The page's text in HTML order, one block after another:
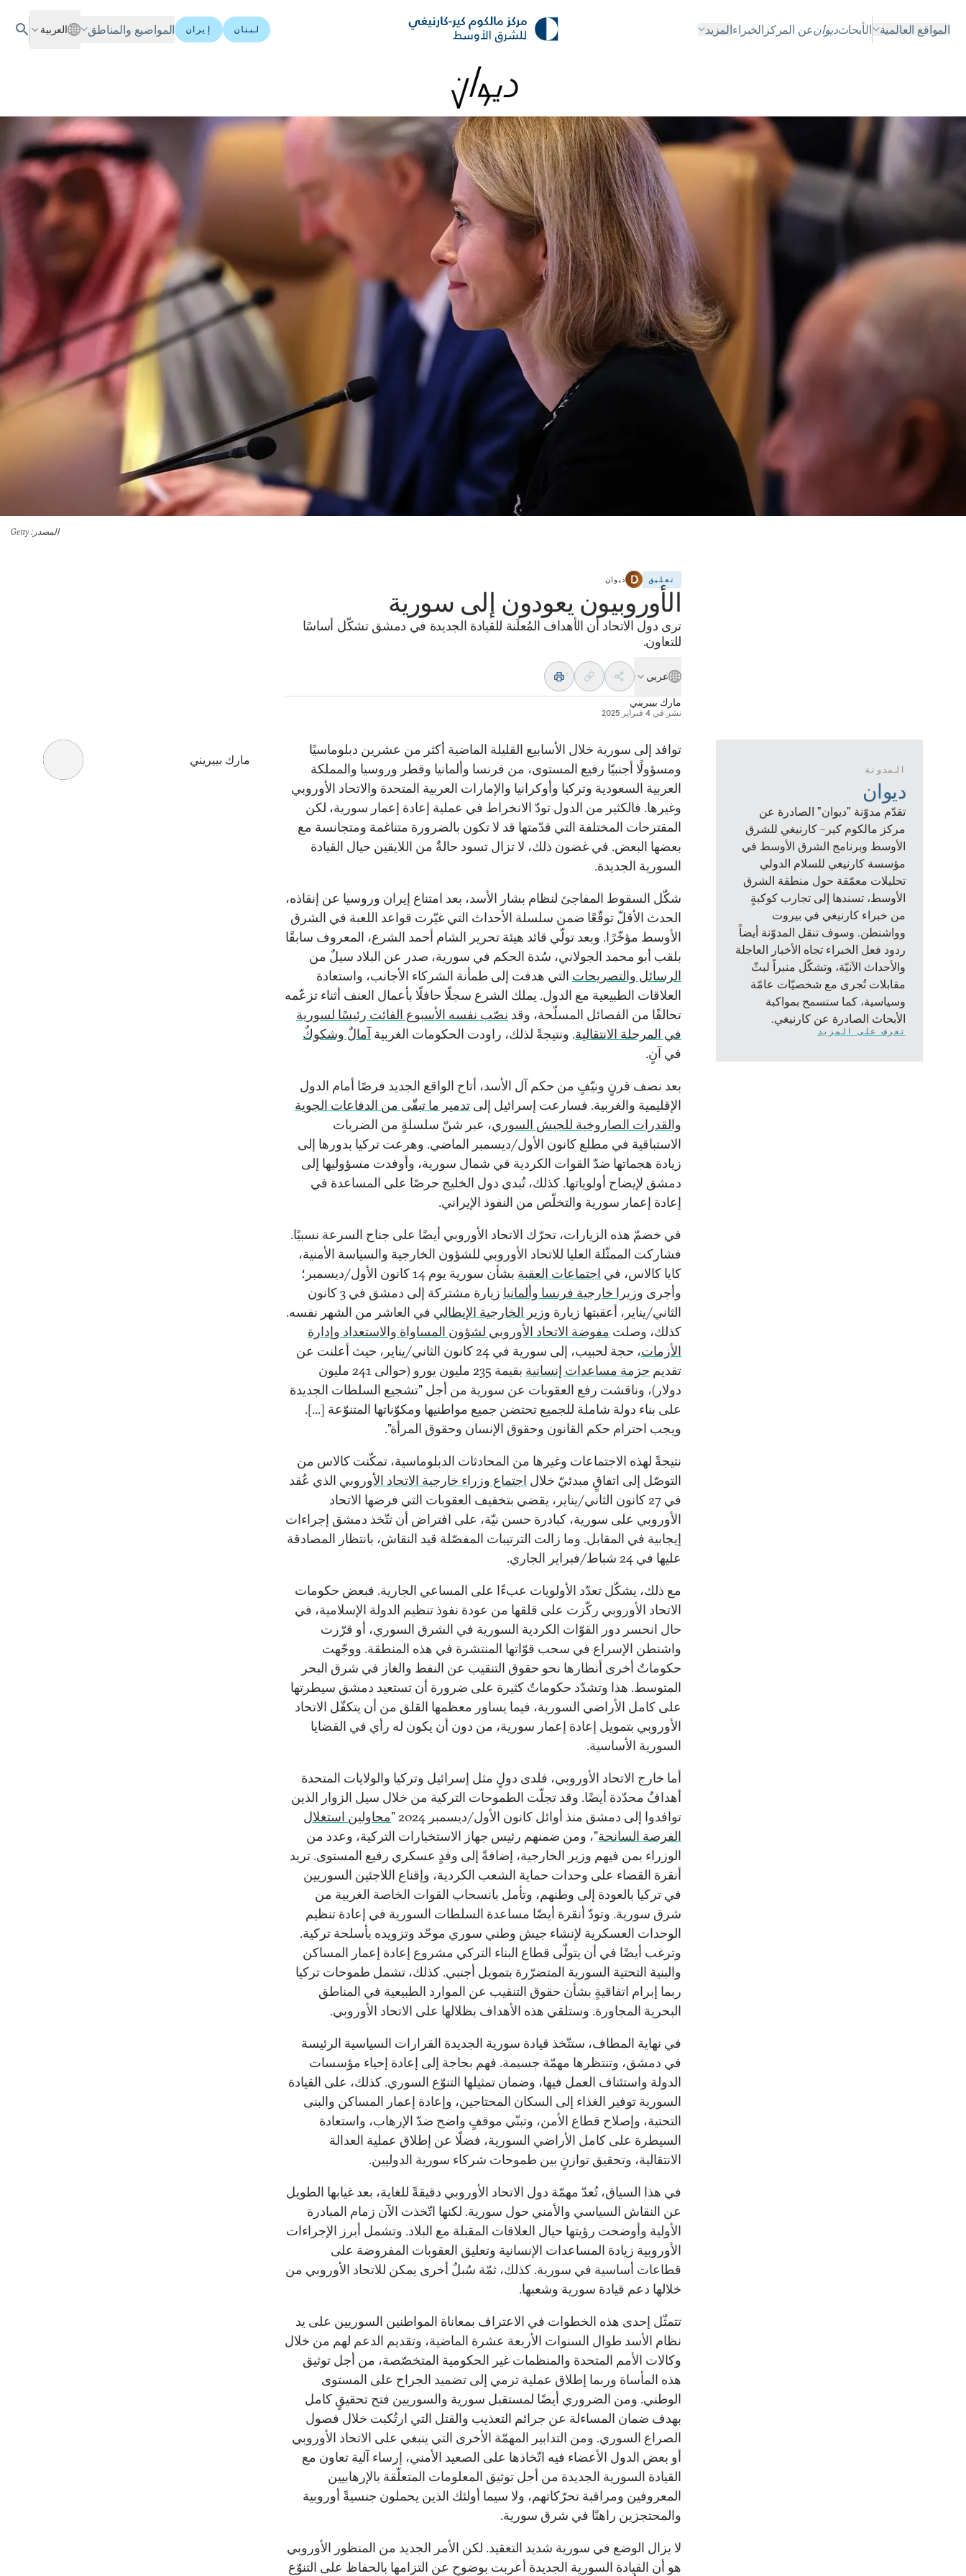
المواقع العالمية الأبحاثديوانعن المركز الخبراءالمزيد لبنان إيران المواضيع والمناطق العربية
المصدر : Getty
تعليق ديوان
الأوروبيون يعودون إلى سورية
ترى دول الاتحاد أن الأهداف المُعلَنة للقيادة الجديدة في دمشق تشكّل أساسًا
للتعاون.
عربي
مارك بييريني
نشر في 4 فبراير 2025
المدونة
ديوان
تقدّم مدوّنة "ديوان" الصادرة عن
مركز مالكوم كير– كارنيغي للشرق
الأوسط وبرنامج الشرق الأوسط في
مؤسسة كارنيغي للسلام الدولي
تحليلات معمّقة حول منطقة الشرق
الأوسط، تسندها إلى تجارب كوكبةٍ
من خبراء كارنيغي في بيروت
وواشنطن. وسوف تنقل المدوّنة أيضاً
ردود فعل الخبراء تجاه الأخبار العاجلة
والأحداث الآنيّة، وتشكّل منبراً لبثّ
مقابلات تُجرى مع شخصيّات عامّة
وسياسية، كما ستسمح بمواكبة
الأبحاث الصادرة عن كارنيغي.
تعرف على المزيد
توافد إلى سورية خلال الأسابيع القليلة الماضية أكثر من عشرين دبلوماسيًا
ومسؤولًا أجنبيًا رفيع المستوى، من فرنسا وألمانيا وقطر وروسيا والمملكة
العربية السعودية وتركيا وأوكرانيا والإمارات العربية المتحدة والاتحاد الأوروبي
وغيرها. فالكثير من الدول تودّ الانخراط في عملية إعادة إعمار سورية، لكن
المقترحات المختلفة التي قدّمتها قد لا تكون بالضرورة متناغمة ومتجانسة مع
بعضها البعض. في غضون ذلك، لا تزال تسود حالةٌ من اللايقين حيال القيادة
السورية الجديدة.
شكّل السقوط المفاجئ لنظام بشار الأسد، بعد امتناع إيران وروسيا عن إنقاذه،
الحدث الأقلّ توقّعًا ضمن سلسلة الأحداث التي غيّرت قواعد اللعبة في الشرق
الأوسط مؤخّرًا. وبعد تولّي قائد هيئة تحرير الشام أحمد الشرع، المعروف سابقًا
بلقب أبو محمد الجولاني، سُدة الحكم في سورية، صدر عن البلاد سيلٌ من
الرسائل والتصريحات التي هدفت إلى طمأنة الشركاء الأجانب، واستعادة
العلاقات الطبيعية مع الدول. يملك الشرع سجلًا حافلًا بأعمال العنف أثناء تزعّمه
تحالفًا من الفصائل المسلّحة، وقد نصّب نفسه الأسبوع الفائت رئيسًا لسورية
في المرحلة الانتقالية. ونتيجةً لذلك، راودت الحكومات الغربية آمالٌ وشكوكٌ
في آنٍ.
بعد نصف قرنٍ ونيّفٍ من حكم آل الأسد، أتاح الواقع الجديد فرصًا أمام الدول
الإقليمية والغربية. فسارعت إسرائيل إلى تدمير ما تبقّى من الدفاعات الجوية
والقدرات الصاروخية للجيش السوري، عبر شنّ سلسلةٍ من الضربات
الاستباقية في مطلع كانون الأول/ديسمبر الماضي. وهرعت تركيا بدورها إلى
زيادة هجماتها ضدّ القوات الكردية في شمال سورية، وأوفدت مسؤوليها إلى
دمشق لإيضاح أولوياتها. كذلك، تُبدي دول الخليج حرصًا على المساعدة في
إعادة إعمار سورية والتخلّص من النفوذ الإيراني.
في خضمّ هذه الزيارات، تحرّك الاتحاد الأوروبي أيضًا على جناح السرعة نسبيًا.
فشاركت الممثّلة العليا للاتحاد الأوروبي للشؤون الخارجية والسياسة الأمنية،
كايا كالاس، في اجتماعات العقبة
بشأن سورية يوم 14 كانون الأول/ديسمبر؛
وأجرى وزيرا خارجية فرنسا وألمانيا
زيارة مشتركة إلى دمشق في 3 كانون
الثاني/يناير، أعقبتها زيارة وزير الخارجية الإيطالي في العاشر من الشهر نفسه.
كذلك، وصلت مفوضة الاتحاد الأوروبي لشؤون المساواة والاستعداد وإدارة
الأزمات
، حجة لحبيب، إلى سورية في 24 كانون الثاني/يناير، حيث أعلنت عن
تقديم حزمة مساعدات إنسانية
بقيمة 235 مليون يورو (حوالى 241 مليون
دولار)، وناقشت رفع العقوبات عن سورية من أجل "تشجيع السلطات الجديدة
على بناء دولة شاملة للجميع تحتضن جميع مواطنيها ومكوّناتها المتنوّعة [...].
ويجب احترام حكم القانون وحقوق الإنسان وحقوق المرأة".
نتيجةً لهذه الاجتماعات وغيرها من المحادثات الدبلوماسية، تمكّنت كالاس من
التوصّل إلى اتفاقٍ مبدئيّ خلال اجتماع وزراء خارجية الاتحاد الأوروبي الذي عُقد
في 27 كانون الثاني/يناير، يقضي بتخفيف العقوبات التي فرضها الاتحاد
الأوروبي على سورية، كبادرة حسن نيّة، على افتراض أن تتّخذ دمشق إجراءات
إيجابية في المقابل. وما زالت الترتيبات المفصّلة قيد النقاش، بانتظار المصادقة
عليها في 24 شباط/فبراير الجاري.
مع ذلك، يشكّل تعدّد الأولويات عبءًا على المساعي الجارية. فبعض حكومات
الاتحاد الأوروبي ركّزت على قلقها من عودة نفوذ تنظيم الدولة الإسلامية، في
حال انحسر دور القوّات الكردية السورية في الشرق السوري، أو قرّرت
واشنطن الإسراع في سحب قوّاتها المنتشرة في هذه المنطقة. ووجّهت
حكوماتٌ أخرى أنظارها نحو حقوق التنقيب عن النفط والغاز في شرق البحر
المتوسط. هذا وتشدّد حكوماتٌ كثيرة على ضرورة أن تستعيد دمشق سيطرتها
على كامل الأراضي السورية، فيما يساور معظمها القلق من أن يتكفّل الاتحاد
الأوروبي بتمويل إعادة إعمار سورية، من دون أن يكون له رأي في القضايا
السورية الأساسية.
أما خارج الاتحاد الأوروبي، فلدى دولٍ مثل إسرائيل وتركيا والولايات المتحدة
أهدافٌ محدّدة أيضًا. وقد تجلّت الطموحات التركية من خلال سيل الزوار الذين
توافدوا إلى دمشق منذ أوائل كانون الأول/ديسمبر 2024 "
محاولين استغلال
الفرصة السانحة"، ومن ضمنهم رئيس جهاز الاستخبارات التركية، وعدد من
الوزراء بمن فيهم وزير الخارجية، إضافةً إلى وفدٍ عسكري رفيع المستوى. تريد
أنقرة القضاء على وحدات حماية الشعب الكردية، وإقناع اللاجئين السوريين
في تركيا بالعودة إلى وطنهم، وتأمل بانسحاب القوات الخاصة الغربية من
شرق سورية. وتودّ أنقرة أيضًا مساعدة السلطات السورية في إعادة تنظيم
الوحدات العسكرية لإنشاء جيش وطني سوري موحّد وتزويده بأسلحة تركية.
وترغب أيضًا في أن يتولّى قطاع البناء التركي مشروع إعادة إعمار المساكن
والبنية التحتية السورية المتضرّرة بتمويل أجنبي. كذلك، تشمل طموحات تركيا
ربما إبرام اتفاقيةٍ بشأن حقوق التنقيب عن الموارد الطبيعية في المناطق
البحرية المجاورة. وستلقي هذه الأهداف بظلالها على الاتحاد الأوروبي.
في نهاية المطاف، ستتّخذ قيادة سورية الجديدة القرارات السياسية الرئيسة
في دمشق، وتنتظرها مهمّة جسيمة. فهم بحاجة إلى إعادة إحياء مؤسسات
الدولة واستئناف العمل فيها، وضمان تمثيلها التنوّع السوري. كذلك، على القيادة
السورية توفير الغذاء إلى السكان المحتاجين، وإعادة إعمار المساكن والبنى
التحتية، وإصلاح قطاع الأمن، وتبنّي موقفٍ واضح ضدّ الإرهاب، واستعادة
السيطرة على كامل الأراضي السورية، فضلًا عن إطلاق عملية العدالة
الانتقالية، وتحقيق توازنٍ بين طموحات شركاء سورية الدوليين.
في هذا السياق، تُعدّ مهمّة دول الاتحاد الأوروبي دقيقةً للغاية، بعد غيابها الطويل
عن النقاش السياسي والأمني حول سورية. لكنها اتّخذت الآن زمام المبادرة
الأولية وأوضحت رؤيتها حيال العلاقات المقبلة مع البلاد. وتشمل أبرز الإجراءات
الأوروبية زيادة المساعدات الإنسانية وتعليق العقوبات المفروضة على
قطاعات أساسية في سورية. كذلك، ثمّة سُبلٌ أخرى يمكن للاتحاد الأوروبي من
خلالها دعم قيادة سورية وشعبها.
تتمثّل إحدى هذه الخطوات في الاعتراف بمعاناة المواطنين السوريين على يد
نظام الأسد طوال السنوات الأربعة عشرة الماضية، وتقديم الدعم لهم من خلال
وكالات الأمم المتحدة والمنظمات غير الحكومية المتخصّصة، من أجل توثيق
هذه المأساة وربما إطلاق عملية ترمي إلى تضميد الجراح على المستوى
الوطني. ومن الضروري أيضًا لمستقبل سورية والسوريين فتح تحقيقٍ كامل
بهدف ضمان المساءلة عن جرائم التعذيب والقتل التي ارتُكبت خلال فصول
الصراع السوري. ومن التدابير المهمّة الأخرى التي ينبغي على الاتحاد الأوروبي
أو بعض الدول الأعضاء فيه اتّخاذها على الصعيد الأمني، إرساء آلية تعاون مع
القيادة السورية الجديدة من أجل توثيق المعلومات المتعلّقة بالإرهابيين
المعروفين ومراقبة تحرّكاتهم، ولا سيما أولئك الذين يحملون جنسيةً أوروبية
والمحتجزين راهنًا في شرق سورية.
لا يزال الوضع في سورية شديد التعقيد. لكن الأمر الجديد من المنظور الأوروبي
هو أن القيادة السورية الجديدة أعربت بوضوحٍ عن التزامها بالحفاظ على التنوّع
مارك بييريني